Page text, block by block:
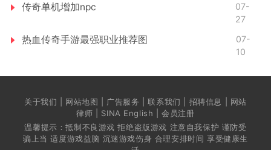
传奇单机增加npc
07-
27
热血传奇手游最强职业推荐图
07-
10
关于我们 | 网站地图 | 广告服务 | 联系我们 | 招聘信息 | 网站
律师 | SINA English | 会员注册
温馨提示：抵制不良游戏 拒绝盗版游戏 注意自我保护 谨防受
骗上当 适度游戏益脑 沉迷游戏伤身 合理安排时间 享受健康生